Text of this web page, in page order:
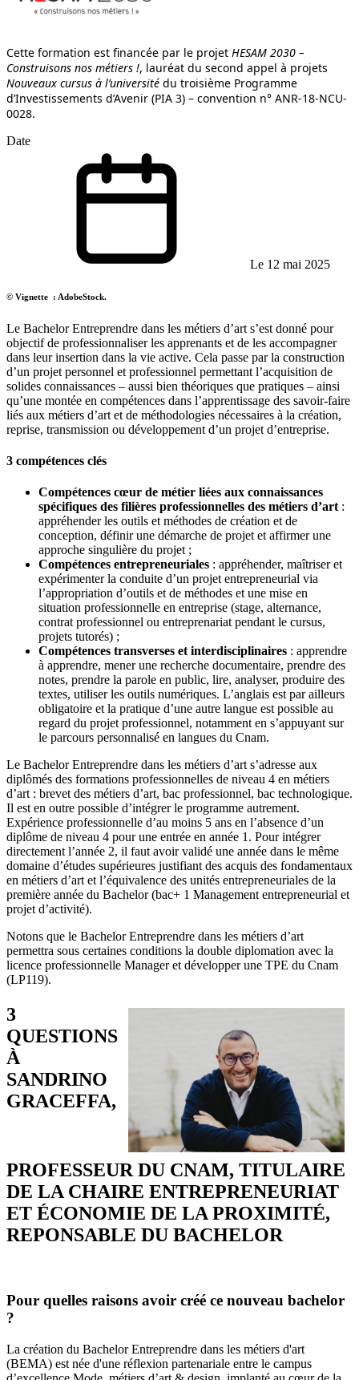
Cette formation est financée par le projet HESAM 2030 –
Construisons nos métiers !, lauréat du second appel à projets
Nouveaux cursus à l’université du troisième Programme
d’Investissements d’Avenir (PIA 3) – convention n° ANR-18-NCU-
0028.
Date
Le 12 mai 2025
© Vignette : AdobeStock.
Le Bachelor Entreprendre dans les métiers d’art s’est donné pour
objectif de professionnaliser les apprenants et de les accompagner
dans leur insertion dans la vie active. Cela passe par la construction
d’un projet personnel et professionnel permettant l’acquisition de
solides connaissances – aussi bien théoriques que pratiques – ainsi
qu’une montée en compétences dans l’apprentissage des savoir-faire
liés aux métiers d’art et de méthodologies nécessaires à la création,
reprise, transmission ou développement d’un projet d’entreprise.
3 compétences clés
Compétences cœur de métier liées aux connaissances
spécifiques des filières professionnelles des métiers d’art :
appréhender les outils et méthodes de création et de
conception, définir une démarche de projet et affirmer une
approche singulière du projet ;
Compétences entrepreneuriales : appréhender, maîtriser et
expérimenter la conduite d’un projet entrepreneurial via
l’appropriation d’outils et de méthodes et une mise en
situation professionnelle en entreprise (stage, alternance,
contrat professionnel ou entreprenariat pendant le cursus,
projets tutorés) ;
Compétences transverses et interdisciplinaires : apprendre
à apprendre, mener une recherche documentaire, prendre des
notes, prendre la parole en public, lire, analyser, produire des
textes, utiliser les outils numériques. L’anglais est par ailleurs
obligatoire et la pratique d’une autre langue est possible au
regard du projet professionnel, notamment en s’appuyant sur
le parcours personnalisé en langues du Cnam.
Le Bachelor Entreprendre dans les métiers d’art s’adresse aux
diplômés des formations professionnelles de niveau 4 en métiers
d’art : brevet des métiers d’art, bac professionnel, bac technologique.
Il est en outre possible d’intégrer le programme autrement.
Expérience professionnelle d’au moins 5 ans en l’absence d’un
diplôme de niveau 4 pour une entrée en année 1. Pour intégrer
directement l’année 2, il faut avoir validé une année dans le même
domaine d’études supérieures justifiant des acquis des fondamentaux
en métiers d’art et l’équivalence des unités entrepreneuriales de la
première année du Bachelor (bac+ 1 Management entrepreneurial et
projet d’activité).
Notons que le Bachelor Entreprendre dans les métiers d’art
permettra sous certaines conditions la double diplomation avec la
licence professionnelle Manager et développer une TPE du Cnam
(LP119).
3
QUESTIONS
À
SANDRINO
GRACEFFA,
PROFESSEUR DU CNAM, TITULAIRE
DE LA CHAIRE ENTREPRENEURIAT
ET ÉCONOMIE DE LA PROXIMITÉ,
REPONSABLE DU BACHELOR
Pour quelles raisons avoir créé ce nouveau bachelor
?
La création du Bachelor Entreprendre dans les métiers d'art
(BEMA) est née d'une réflexion partenariale entre le campus